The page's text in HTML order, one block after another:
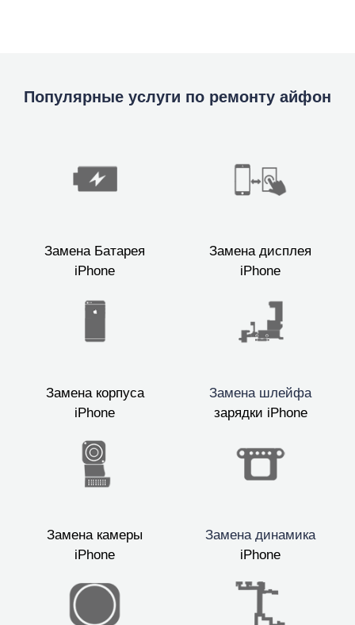
Популярные услуги по ремонту айфон
Замена Батарея
iPhone
Замена дисплея
iPhone
Замена корпуса
iPhone
Замена шлейфа
зарядки iPhone
Замена камеры
iPhone
Замена динамика
iPhone